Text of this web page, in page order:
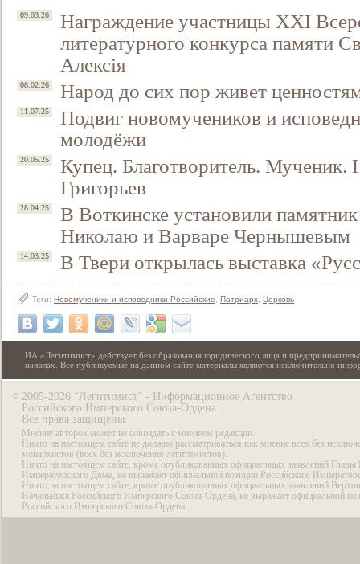
09.03.26
Награждение участницы XXI
литературного конкурса памяти
Алексiя
08.02.26 Народ до сих пор живет
11.07.25
Подвиг новомучеников и
молодёжи
20.05.25
Купец. Благотворитель. Мученик.
Григорьев
28.04.25
В Воткинске установили
Николаю и Варваре Чернышевым
14.03.25 В Твери открылась выставка
Теги: Новомученики и исповедники Российские Патриарх Церковь
Свидетельство
ИА «Легитимист» действует без образования юридического лица и
началах. Все публикуемые на данном сайте материалы являются исключительно
© 2005-2026 “Легитимист” - Информационное Агентство
Российского Имперского Союза-Ордена.
Все права защищены.
Мнение авторов может не совпадать с мнением редакции.
Ничто на настоящем сайте не должно рассматриваться как мнение всех без
монархистов (всех без исключения легитимистов).
Ничто на настоящем сайте, кроме опубликованных официальных заявлений Главы
Императорского Дома, не выражает официальной позиции Российского
Ничто на настоящем сайте, кроме опубликованных официальных заявлений
Начальника Российского Имперского Союза-Ордена, не выражает официальной
Российского Имперского Союза-Ордена.